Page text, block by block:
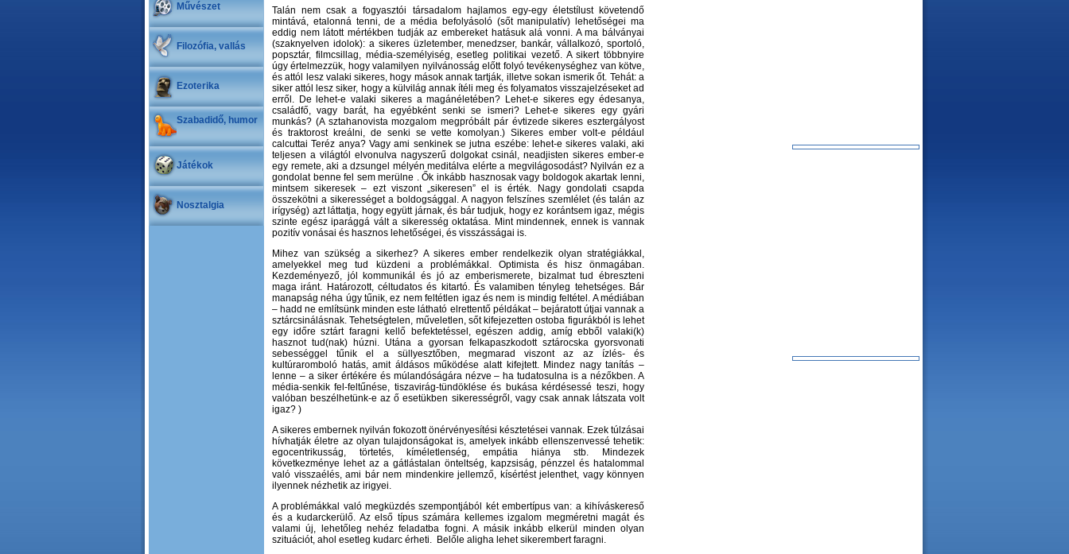
Művészet
Filozófia, vallás
Ezoterika
Szabadidő, humor
Játékok
Nosztalgia
Talán nem csak a fogyasztói társadalom hajlamos egy-egy életstílust követendő
mintává, etalonná tenni, de a média befolyásoló (sőt manipulatív) lehetőségei ma
eddig nem látott mértékben tudják az embereket hatásuk alá vonni. A ma bálványai
(szaknyelven idolok): a sikeres üzletember, menedzser, bankár, vállalkozó, sportoló,
popsztár, filmcsillag, média-személyiség, esetleg politikai vezető. A sikert többnyire
úgy értelmezzük, hogy valamilyen nyilvánosság előtt folyó tevékenységhez van kötve,
és attól lesz valaki sikeres, hogy mások annak tartják, illetve sokan ismerik őt. Tehát: a
siker attól lesz siker, hogy a külvilág annak ítéli meg és folyamatos visszajelzéseket ad
erről. De lehet-e valaki sikeres a magánéletében? Lehet-e sikeres egy édesanya,
családfő, vagy barát, ha egyébként senki se ismeri? Lehet-e sikeres egy gyári
munkás? (A sztahanovista mozgalom megpróbált pár évtizede sikeres esztergályost
és traktorost kreálni, de senki se vette komolyan.) Sikeres ember volt-e például
calcuttai Teréz anya? Vagy ami senkinek se jutna eszébe: lehet-e sikeres valaki, aki
teljesen a világtól elvonulva nagyszerű dolgokat csinál, neadjisten sikeres ember-e
egy remete, aki a dzsungel mélyén meditálva elérte a megvilágosodást? Nyilván ez a
gondolat benne fel sem merülne . Ők inkább hasznosak vagy boldogok akartak lenni,
mintsem sikeresek – ezt viszont „sikeresen” el is érték. Nagy gondolati csapda
összekötni a sikerességet a boldogsággal. A nagyon felszínes szemlélet (és talán az
irígység) azt láttatja, hogy együtt járnak, és bár tudjuk, hogy ez korántsem igaz, mégis
szinte egész iparággá vált a sikeresség oktatása. Mint mindennek, ennek is vannak
pozitív vonásai és hasznos lehetőségei, és visszásságai is.
Mihez van szükség a sikerhez? A sikeres ember rendelkezik olyan stratégiákkal,
amelyekkel meg tud küzdeni a problémákkal. Optimista és hisz önmagában.
Kezdeményező, jól kommunikál és jó az emberismerete, bizalmat tud ébreszteni
maga iránt. Határozott, céltudatos és kitartó. És valamiben tényleg tehetséges. Bár
manapság néha úgy tűnik, ez nem feltétlen igaz és nem is mindig feltétel. A médiában
– hadd ne említsünk minden este látható elrettentő példákat – bejáratott útjai vannak a
sztárcsinálásnak. Tehetségtelen, műveletlen, sőt kifejezetten ostoba figurákból is lehet
egy időre sztárt faragni kellő befektetéssel, egészen addig, amíg ebből valaki(k)
hasznot tud(nak) húzni. Utána a gyorsan felkapaszkodott sztárocska gyorsvonati
sebességgel tűnik el a süllyesztőben, megmarad viszont az az ízlés- és
kultúraromboló hatás, amit áldásos működése alatt kifejtett. Mindez nagy tanítás –
lenne – a siker értékére és múlandóságára nézve – ha tudatosulna is a nézőkben. A
média-senkik fel-feltűnése, tiszavirág-tündöklése és bukása kérdésessé teszi, hogy
valóban beszélhetünk-e az ő esetükben sikerességről, vagy csak annak látszata volt
igaz? )
A sikeres embernek nyilván fokozott önérvényesítési késztetései vannak. Ezek túlzásai
hívhatják életre az olyan tulajdonságokat is, amelyek inkább ellenszenvessé tehetik:
egocentrikusság, törtetés, kíméletlenség, empátia hiánya stb. Mindezek
következménye lehet az a gátlástalan önteltség, kapzsiság, pénzzel és hatalommal
való visszaélés, ami bár nem mindenkire jellemző, kísértést jelenthet, vagy könnyen
ilyennek nézhetik az irigyei.
A problémákkal való megküzdés szempontjából két embertípus van: a kihíváskereső
és a kudarckerülő. Az első típus számára kellemes izgalom megméretni magát és
valami új, lehetőleg nehéz feladatba fogni. A másik inkább elkerül minden olyan
szituációt, ahol esetleg kudarc érheti. Belőle aligha lehet sikerembert faragni.